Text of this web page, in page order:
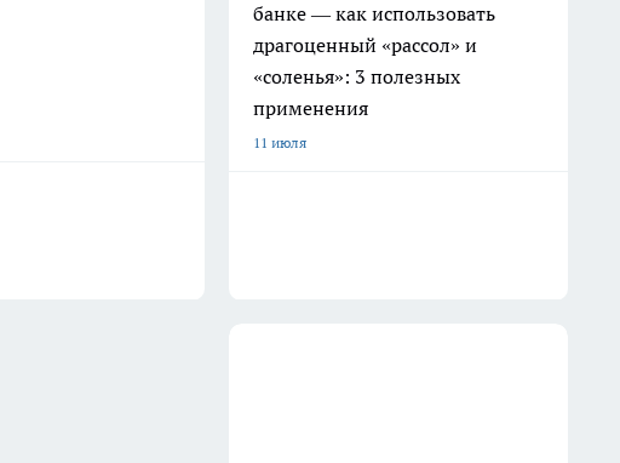
банке — как использовать
драгоценный «рассол» и
«соленья»: 3 полезных
применения
11 июля